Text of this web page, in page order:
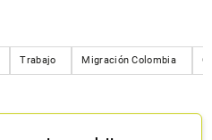
Trabajo Migración Colombia